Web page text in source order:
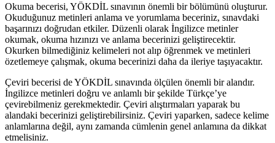
Okuma becerisi, YÖKDİL sınavının önemli bir bölümünü oluşturur.
Okuduğunuz metinleri anlama ve yorumlama beceriniz, sınavdaki
başarınızı doğrudan etkiler. Düzenli olarak İngilizce metinler
okumak, okuma hızınızı ve anlama becerinizi geliştirecektir.
Okurken bilmediğiniz kelimeleri not alıp öğrenmek ve metinleri
özetlemeye çalışmak, okuma becerinizi daha da ileriye taşıyacaktır.
Çeviri becerisi de YÖKDİL sınavında ölçülen önemli bir alandır.
İngilizce metinleri doğru ve anlamlı bir şekilde Türkçe’ye
çevirebilmeniz gerekmektedir. Çeviri alıştırmaları yaparak bu
alandaki becerinizi geliştirebilirsiniz. Çeviri yaparken, sadece kelime
anlamlarına değil, aynı zamanda cümlenin genel anlamına da dikkat
etmelisiniz.